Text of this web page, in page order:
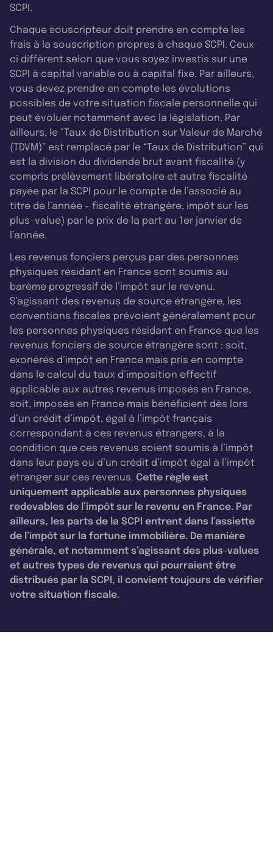
SCPI.
Chaque souscripteur doit prendre en compte les
frais à la souscription propres à chaque SCPI. Ceux-
ci diffèrent selon que vous soyez investis sur une
SCPI à capital variable ou à capital fixe. Par ailleurs,
vous devez prendre en compte les évolutions
possibles de votre situation fiscale personnelle qui
peut évoluer notamment avec la législation. Par
ailleurs, le “Taux de Distribution sur Valeur de Marché
(TDVM)” est remplacé par le “Taux de Distribution” qui
est la division du dividende brut avant fiscalité (y
compris prélèvement libératoire et autre fiscalité
payée par la SCPI pour le compte de l’associé au
titre de l’année - fiscalité étrangère, impôt sur les
plus-value) par le prix de la part au 1er janvier de
l’année.
Les revenus fonciers perçus par des personnes
physiques résidant en France sont soumis au
barème progressif de l’impôt sur le revenu.
S’agissant des revenus de source étrangère, les
conventions fiscales prévoient généralement pour
les personnes physiques résidant en France que les
revenus fonciers de source étrangère sont : soit,
exonérés d’impôt en France mais pris en compte
dans le calcul du taux d’imposition effectif
applicable aux autres revenus imposés en France,
soit, imposés en France mais bénéficient dès lors
d’un crédit d’impôt, égal à l’impôt français
correspondant à ces revenus étrangers, à la
condition que ces revenus soient soumis à l’impôt
dans leur pays ou d’un crédit d’impôt égal à l’impôt
étranger sur ces revenus. Cette règle est
uniquement applicable aux personnes physiques
redevables de l’impôt sur le revenu en France. Par
ailleurs, les parts de la SCPI entrent dans l’assiette
de l’impôt sur la fortune immobilière. De manière
générale, et notamment s’agissant des plus-values
et autres types de revenus qui pourraient être
distribués par la SCPI, il convient toujours de vérifier
votre situation fiscale.